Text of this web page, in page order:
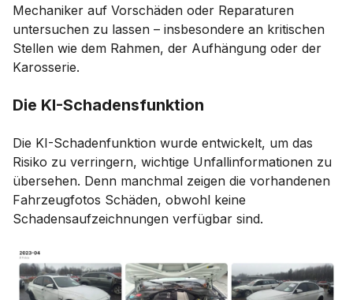
Mechaniker auf Vorschäden oder Reparaturen
untersuchen zu lassen – insbesondere an kritischen
Stellen wie dem Rahmen, der Aufhängung oder der
Karosserie.
Die KI-Schadensfunktion
Die KI-Schadenfunktion wurde entwickelt, um das
Risiko zu verringern, wichtige Unfallinformationen zu
übersehen. Denn manchmal zeigen die vorhandenen
Fahrzeugfotos Schäden, obwohl keine
Schadensaufzeichnungen verfügbar sind.